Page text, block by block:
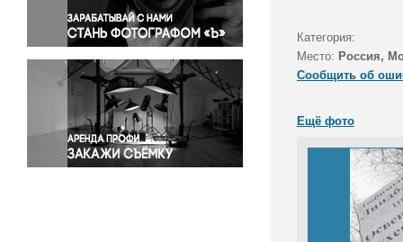
Происшествия и конфликты
Религия
Светская жизнь
Спорт
Экология
Экономика и бизнес
Категория:
Место: Россия,
Сообщить об
Ещё фото